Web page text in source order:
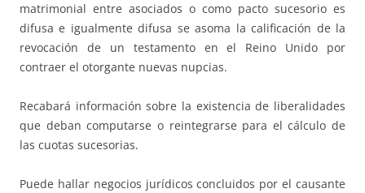
matrimonial entre asociados o como pacto sucesorio es
difusa e igualmente difusa se asoma la calificación de la
revocación de un testamento en el Reino Unido por
contraer el otorgante nuevas nupcias.
Recabará información sobre la existencia de liberalidades
que deban computarse o reintegrarse para el cálculo de
las cuotas sucesorias.
Puede hallar negocios jurídicos concluidos por el causante